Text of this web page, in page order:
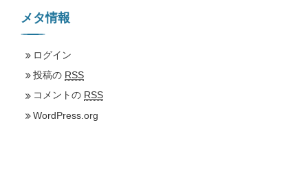
メタ情報
ログイン
投稿の RSS
コメントの RSS
WordPress.org